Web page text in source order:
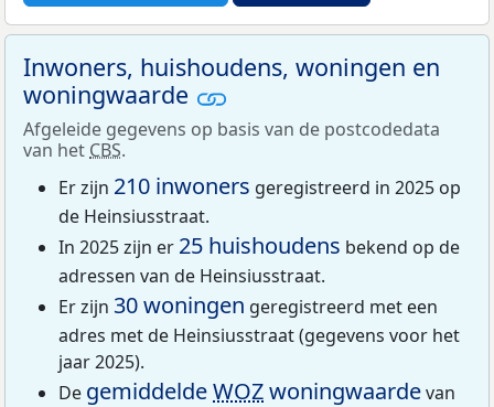
Inwoners, huishoudens, woningen en
woningwaarde
Afgeleide gegevens op basis van de postcodedata
van het CBS.
Er zijn 210 inwoners geregistreerd in 2025 op
de Heinsiusstraat.
In 2025 zijn er 25 huishoudens bekend op de
adressen van de Heinsiusstraat.
Er zijn 30 woningen geregistreerd met een
adres met de Heinsiusstraat (gegevens voor het
jaar 2025).
De gemiddeldeWOZwoningwaardevan